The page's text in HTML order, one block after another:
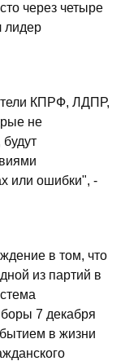
через четыре
лидер
КПРФ, ЛДПР,
не
или ошибки", -
в том, что
из партий в
7 декабря
в жизни